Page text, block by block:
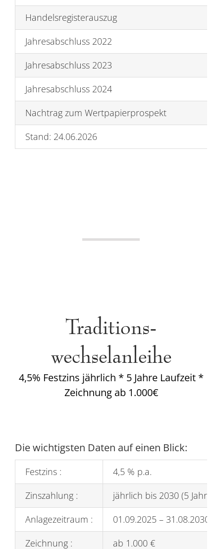
Handelsregisterauszug
Jahresabschluss 2022
Jahresabschluss 2023
Jahresabschluss 2024
Nachtrag zum Wertpapierprospekt
Stand: 24.06.2026
Traditions-
wechselanleihe
4,5% Festzins jährlich * 5 Jahre Laufzeit *
Zeichnung ab 1.000€
Die wichtigsten Daten auf einen Blick:
Festzins :
4,5 % p.a.
Zinszahlung :
jährlich bis 2030 (5 Jahre
Anlagezeitraum :
01.09.2025 – 31.08.2030
Zeichnung :
ab 1.000 €